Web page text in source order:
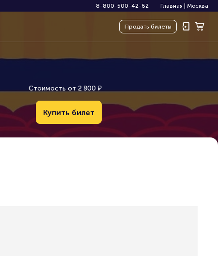
8-800-500-42-62 Главная Москва
Продать билеты
Стоимость от 2800 ₽
Купить билет